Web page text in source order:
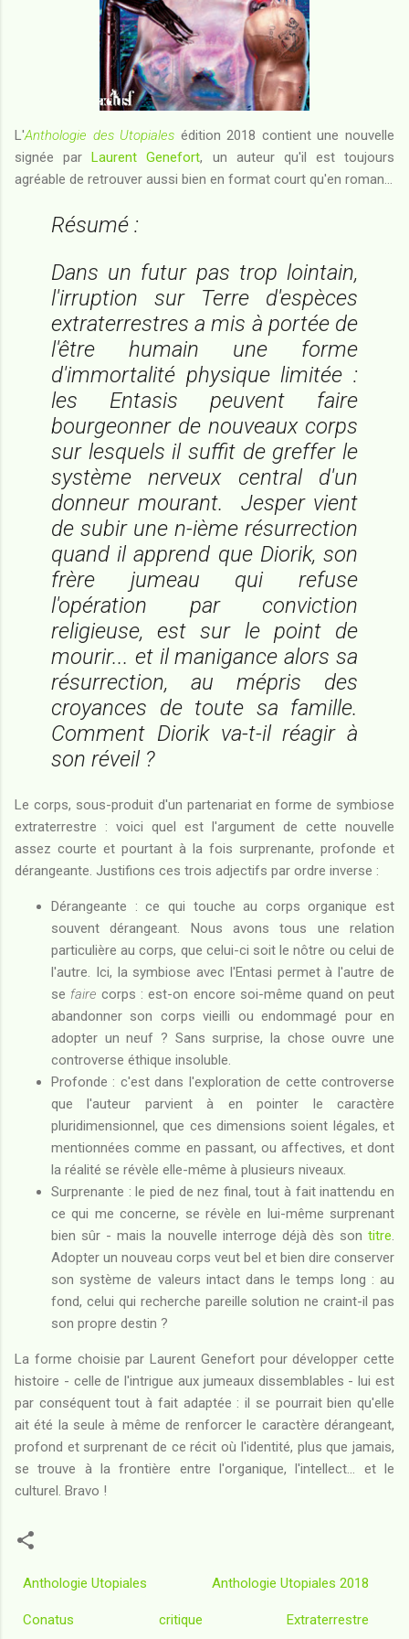
L'Anthologie des Utopiales édition 2018 contient une nouvelle
signée parLaurent Genefort, un auteur qu'il est toujours
agréable de retrouver aussi bien en format court qu'en roman...
Résumé :
Dans un futur pas trop lointain,
l'irruption sur Terre d'espèces
extraterrestres a mis à portée de
l'être humain une forme
d'immortalité physique limitée :
les Entasis peuvent faire
bourgeonner de nouveaux corps
sur lesquels il suffit de greffer le
système nerveux central d'un
donneur mourant. Jesper vient
de subir une n-ième résurrection
quand il apprend que Diorik, son
frère jumeau qui refuse
l'opération par conviction
religieuse, est sur le point de
mourir... et il manigance alors sa
résurrection, au mépris des
croyances de toute sa famille.
Comment Diorik va-t-il réagir à
son réveil ?
Le corps, sous-produit d'un partenariat en forme de symbiose
extraterrestre : voici quel est l'argument de cette nouvelle
assez courte et pourtant à la fois surprenante, profonde et
dérangeante. Justifions ces trois adjectifs par ordre inverse :
Dérangeante : ce qui touche au corps organique est
souvent dérangeant. Nous avons tous une relation
particulière au corps, que celui-ci soit le nôtre ou celui de
l'autre. Ici, la symbiose avec l'Entasi permet à l'autre de
se faire corps : est-on encore soi-même quand on peut
abandonner son corps vieilli ou endommagé pour en
adopter un neuf ? Sans surprise, la chose ouvre une
controverse éthique insoluble.
Profonde : c'est dans l'exploration de cette controverse
que l'auteur parvient à en pointer le caractère
pluridimensionnel, que ces dimensions soient légales, et
mentionnées comme en passant, ou affectives, et dont
la réalité se révèle elle-même à plusieurs niveaux.
Surprenante : le pied de nez final, tout à fait inattendu en
ce qui me concerne, se révèle en lui-même surprenant
bien sûr - mais la nouvelle interroge déjà dès son titre.
Adopter un nouveau corps veut bel et bien dire conserver
son système de valeurs intact dans le temps long : au
fond, celui qui recherche pareille solution ne craint-il pas
son propre destin ?
La forme choisie par Laurent Genefort pour développer cette
histoire - celle de l'intrigue aux jumeaux dissemblables - lui est
par conséquent tout à fait adaptée : il se pourrait bien qu'elle
ait été la seule à même de renforcer le caractère dérangeant,
profond et surprenant de ce récit où l'identité, plus que jamais,
se trouve à la frontière entre l'organique, l'intellect... et le
culturel. Bravo !
Anthologie Utopiales Anthologie Utopiales 2018
Conatus critique Extraterrestre